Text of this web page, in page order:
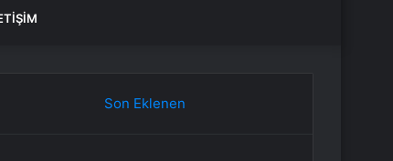
Son Eklenen